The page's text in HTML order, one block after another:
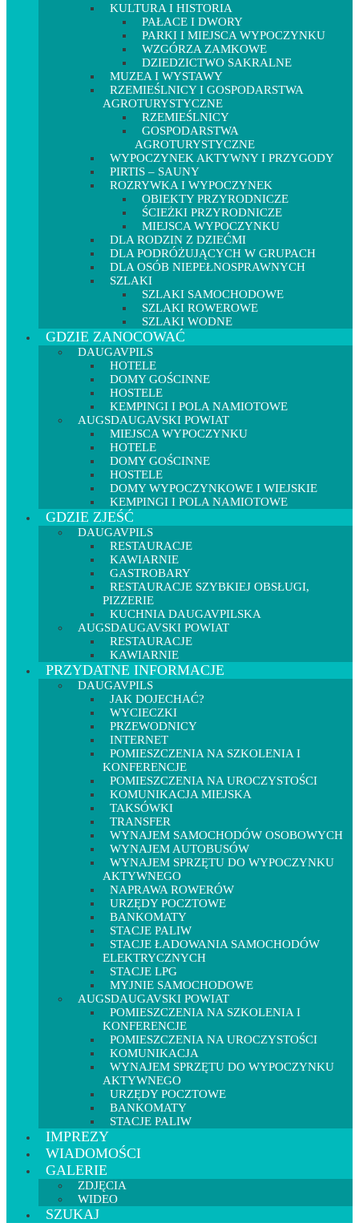
KULTURA I HISTORIA
PAŁACE I DWORY
PARKI I MIEJSCA WYPOCZYNKU
WZGÓRZA ZAMKOWE
DZIEDZICTWO SAKRALNE
MUZEA I WYSTAWY
RZEMIEŚLNICY I GOSPODARSTWA
AGROTURYSTYCZNE
RZEMIEŚLNICY
GOSPODARSTWA
AGROTURYSTYCZNE
WYPOCZYNEK AKTYWNY I PRZYGODY
PIRTIS – SAUNY
ROZRYWKA I WYPOCZYNEK
OBIEKTY PRZYRODNICZE
ŚCIEŻKI PRZYRODNICZE
MIEJSCA WYPOCZYNKU
DLA RODZIN Z DZIEĆMI
DLA PODRÓŻUJĄCYCH W GRUPACH
DLA OSÓB NIEPEŁNOSPRAWNYCH
SZLAKI
SZLAKI SAMOCHODOWE
SZLAKI ROWEROWE
SZLAKI WODNE
GDZIE ZANOCOWAĆ
DAUGAVPILS
HOTELE
DOMY GOŚCINNE
HOSTELE
KEMPINGI I POLA NAMIOTOWE
AUGSDAUGAVSKI POWIAT
MIEJSCA WYPOCZYNKU
HOTELE
DOMY GOŚCINNE
HOSTELE
DOMY WYPOCZYNKOWE I WIEJSKIE
KEMPINGI I POLA NAMIOTOWE
GDZIE ZJEŚĆ
DAUGAVPILS
RESTAURACJE
KAWIARNIE
GASTROBARY
RESTAURACJE SZYBKIEJ OBSŁUGI,
PIZZERIE
KUCHNIA DAUGAVPILSKA
AUGSDAUGAVSKI POWIAT
RESTAURACJE
KAWIARNIE
PRZYDATNE INFORMACJE
DAUGAVPILS
JAK DOJECHAĆ?
WYCIECZKI
PRZEWODNICY
INTERNET
POMIESZCZENIA NA SZKOLENIA I
KONFERENCJE
POMIESZCZENIA NA UROCZYSTOŚCI
KOMUNIKACJA MIEJSKA
TAKSÓWKI
TRANSFER
WYNAJEM SAMOCHODÓW OSOBOWYCH
WYNAJEM AUTOBUSÓW
WYNAJEM SPRZĘTU DO WYPOCZYNKU
AKTYWNEGO
NAPRAWA ROWERÓW
URZĘDY POCZTOWE
BANKOMATY
STACJE PALIW
STACJE ŁADOWANIA SAMOCHODÓW
ELEKTRYCZNYCH
STACJE LPG
MYJNIE SAMOCHODOWE
AUGSDAUGAVSKI POWIAT
POMIESZCZENIA NA SZKOLENIA I
KONFERENCJE
POMIESZCZENIA NA UROCZYSTOŚCI
KOMUNIKACJA
WYNAJEM SPRZĘTU DO WYPOCZYNKU
AKTYWNEGO
URZĘDY POCZTOWE
BANKOMATY
STACJE PALIW
IMPREZY
WIADOMOŚCI
GALERIE
ZDJĘCIA
WIDEO
SZUKAJ